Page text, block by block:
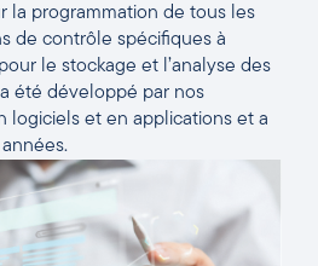
la programmation de tous les
de contrôle spécifiques à
le stockage et l’analyse des
été développé par nos
logiciels et en applications et a